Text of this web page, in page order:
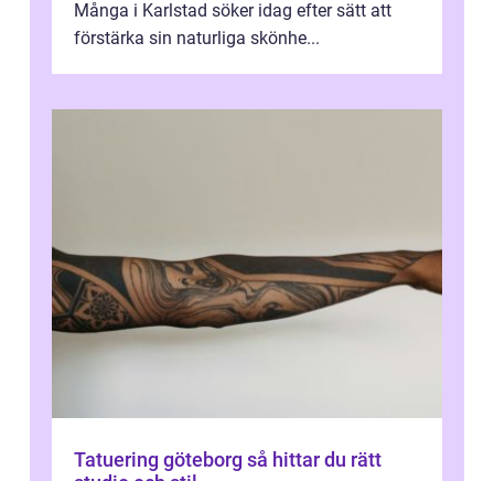
Många i Karlstad söker idag efter sätt att
förstärka sin naturliga skönhe...
Tatuering göteborg så hittar du rätt